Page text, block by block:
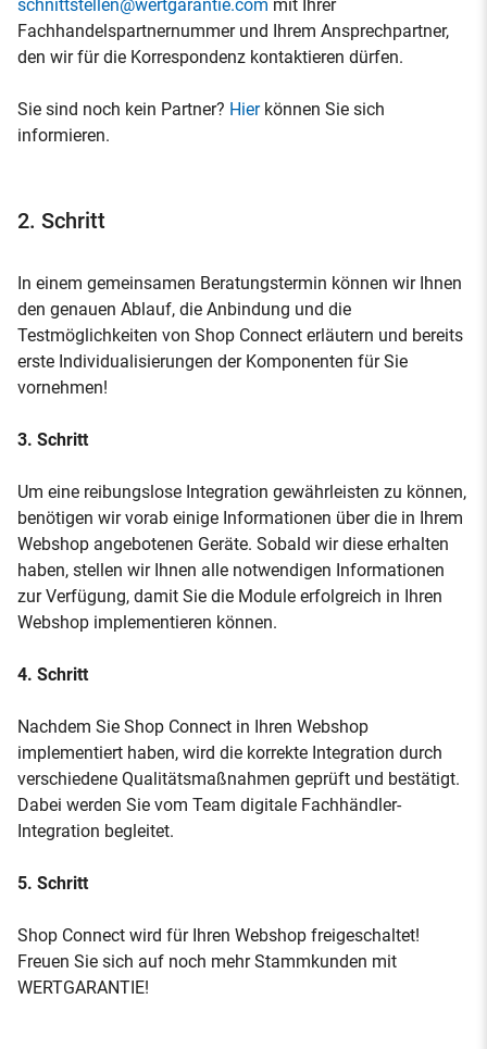
schnittstellen@wertgarantie.com mit Ihrer
Fachhandelspartnernummer und Ihrem Ansprechpartner,
den wir für die Korrespondenz kontaktieren dürfen.
Sie sind noch kein Partner? Hierkönnen Sie sich
informieren.
2. Schritt
In einem gemeinsamen Beratungstermin können wir Ihnen
den genauen Ablauf, die Anbindung und die
Testmöglichkeiten von Shop Connect erläutern und bereits
erste Individualisierungen der Komponenten für Sie
vornehmen!
3. Schritt
Um eine reibungslose Integration gewährleisten zu können,
benötigen wir vorab einige Informationen über die in Ihrem
Webshop angebotenen Geräte. Sobald wir diese erhalten
haben, stellen wir Ihnen alle notwendigen Informationen
zur Verfügung, damit Sie die Module erfolgreich in Ihren
Webshop implementieren können.
4. Schritt
Nachdem Sie Shop Connect in Ihren Webshop
implementiert haben, wird die korrekte Integration durch
verschiedene Qualitätsmaßnahmen geprüft und bestätigt.
Dabei werden Sie vom Team digitale Fachhändler-
Integration begleitet.
5. Schritt
Shop Connect wird für Ihren Webshop freigeschaltet!
Freuen Sie sich auf noch mehr Stammkunden mit
WERTGARANTIE!